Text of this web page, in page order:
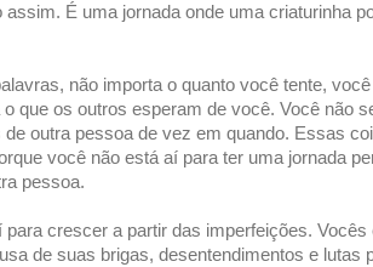
assim. É uma jornada onde uma criaturinha
não importa o quanto você tente,
que os outros esperam de você. Você não
de outra pessoa de vez em quando. Essas
você não está aí para ter uma jornada
pessoa.
para crescer a partir das imperfeições.
de suas brigas, desentendimentos e lutas